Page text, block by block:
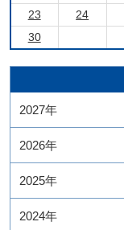
23
24
30
2027年
2026年
2025年
2024年